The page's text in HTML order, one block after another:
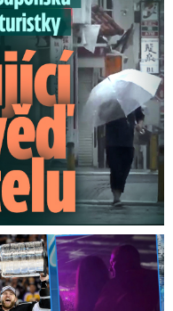
Reakce manželky!